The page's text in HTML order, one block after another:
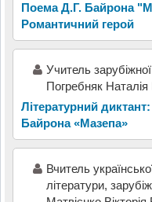
Поема Д.Г. Байрона
Романтичний герой
Учитель
Погребняк
Літературний
Байрона «Мазепа»
Вчитель
літератури,